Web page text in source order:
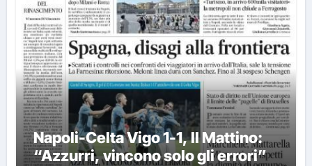
Napoli-Celta Vigo 1-1, Il Mattino:
“Azzurri, vincono solo gli errori”